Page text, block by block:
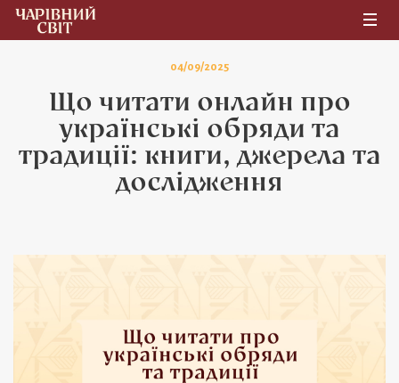
04/09/2025
Що читати онлайн про
українські обряди та
традиції: книги, джерела та
дослідження